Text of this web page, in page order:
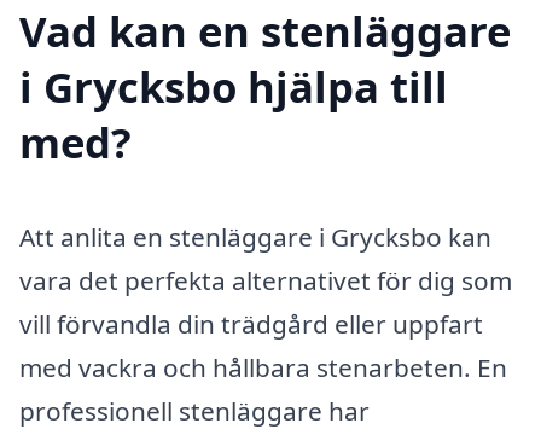
Vad kan en stenläggare
i Grycksbo hjälpa till
med?
Att anlita en stenläggare i Grycksbo kan
vara det perfekta alternativet för dig som
vill förvandla din trädgård eller uppfart
med vackra och hållbara stenarbeten. En
professionell stenläggare har